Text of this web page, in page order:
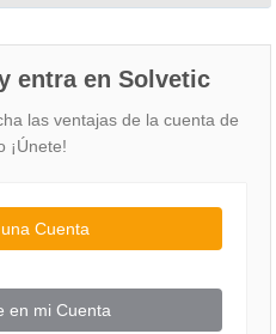
entra en Solvetic
las ventajas de la cuenta de
¡Únete!
Cuenta
en mi Cuenta